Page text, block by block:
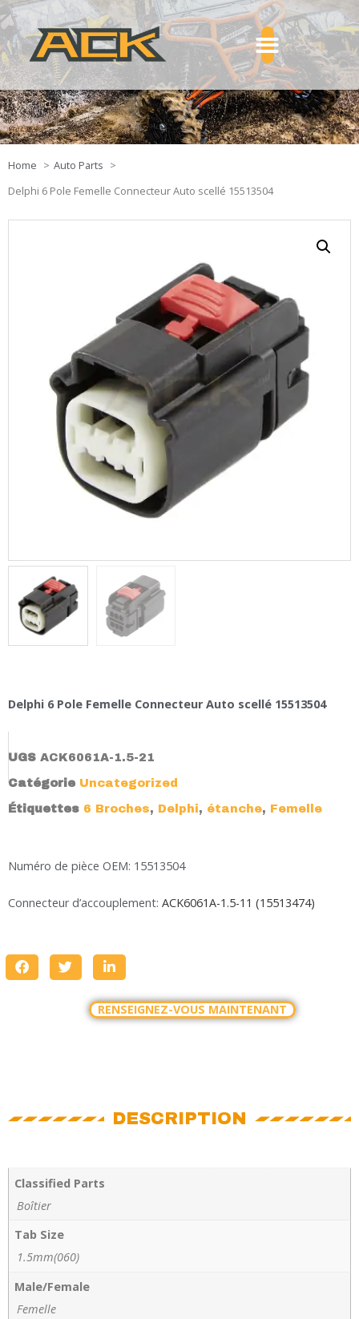
Home
Auto Parts
Delphi 6 Pole Femelle Connecteur Auto scellé 15513504
Delphi 6 Pole Femelle Connecteur Auto scellé 15513504
UGS ACK6061A-1.5-21
Catégorie Uncategorized
Étiquettes 6 Broches, Delphi, étanche, Femelle
Numéro de pièce OEM: 15513504
Connecteur d’accouplement: ACK6061A-1.5-11 (15513474)
RENSEIGNEZ-VOUS MAINTENANT
DESCRIPTION
Classified Parts
Boîtier
Tab Size
1.5mm(060)
Male/Female
Femelle